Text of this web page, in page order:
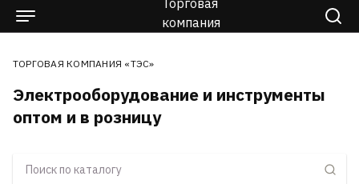
ТОРГОВАЯ КОМПАНИЯ «ТЭС»
Электрооборудование и инструменты
оптом и в розницу